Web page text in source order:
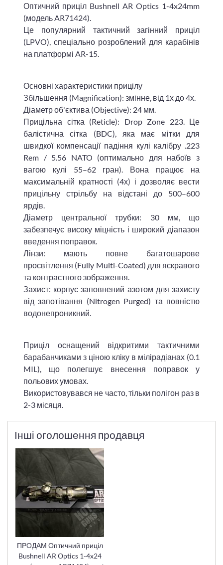
Оптичний приціл Bushnell AR Optics 1-4x24mm
(модель AR71424).
Це популярний тактичний загінний приціл
(LPVO), спеціально розроблений для карабінів
на платформі AR-15.
Основні характеристики прицілу
Збільшення (Magnification): змінне, від 1х до 4х.
Діаметр об'єктива (Objective): 24 мм.
Прицільна сітка (Reticle): Drop Zone 223. Це
балістична сітка (BDC), яка має мітки для
швидкої компенсації падіння кулі калібру .223
Rem / 5.56 NATO (оптимально для набоїв з
вагою кулі 55–62 гран). Вона працює на
максимальній кратності (4х) і дозволяє вести
прицільну стрільбу на відстані до 500–600
ярдів.
Діаметр центральної трубки: 30 мм, що
забезпечує високу міцність і широкий діапазон
введення поправок.
Лінзи: мають повне багатошарове
просвітлення (Fully Multi-Coated) для яскравого
та контрастного зображення.
Захист: корпус заповнений азотом для захисту
від запотівання (Nitrogen Purged) та повністю
водонепроникний.
Приціл оснащений відкритими тактичними
барабанчиками з ціною кліку в мілірадіанах (0.1
MIL), що полегшує внесення поправок у
польових умовах.
Використовувався не часто, тільки полігон раз в
2-3 місяця.
Інші оголошення продавця
ПРОДАМ Оптичний приціл
Bushnell AR Optics 1-4x24